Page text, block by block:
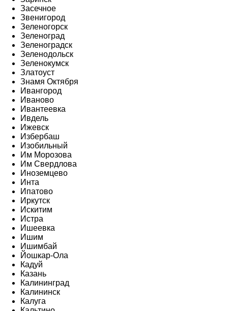
Засечное
Звенигород
Зеленогорск
Зеленоград
Зеленоградск
Зеленодольск
Зеленокумск
Златоуст
Знамя Октября
Ивангород
Иваново
Ивантеевка
Ивдель
Ижевск
Избербаш
Изобильный
Им Морозова
Им Свердлова
Иноземцево
Инта
Ипатово
Иркутск
Искитим
Истра
Ишеевка
Ишим
Ишимбай
Йошкар-Ола
Кадуй
Казань
Калининград
Калининск
Калуга